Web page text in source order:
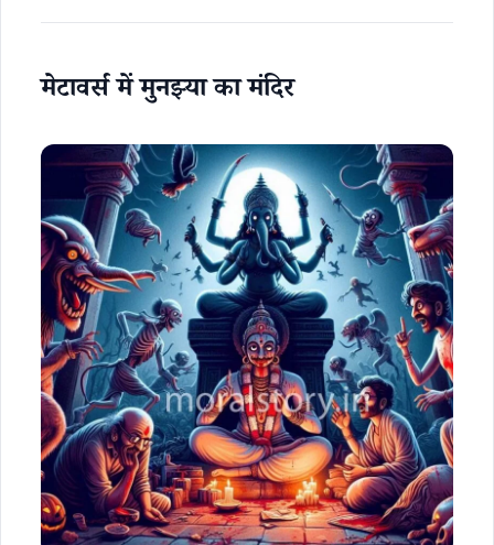
मेटावर्स में मुनझ्या का मंदिर